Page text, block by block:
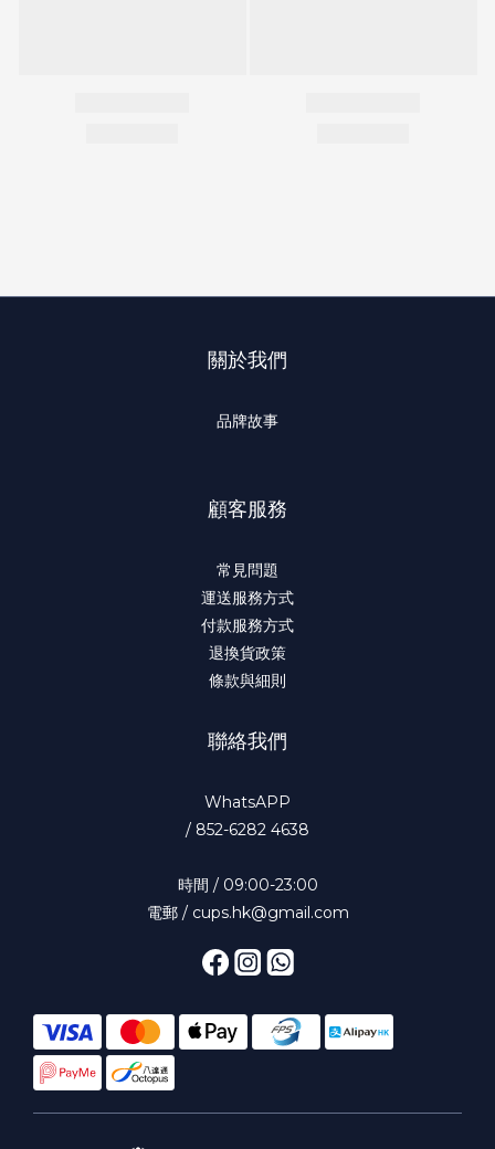
關於我們
品牌故事
顧客服務
常見問題
運送服務方式
付款服務方式
退換貨政策
條款與細則
聯絡我們
WhatsAPP
/ 852-6282 4638
時間 / 09:00-23:00
電郵 / cups.hk@gmail.com